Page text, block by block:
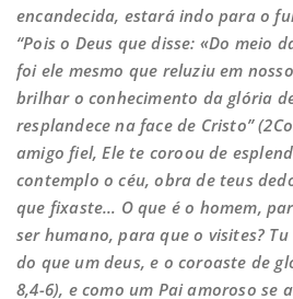
encandecida, estará indo para o
“Pois o Deus que disse: «Do meio
foi ele mesmo que reluziu em
brilhar o conhecimento da glória
resplandece na face de Cristo”
amigo fiel, Ele te coroou de
contemplo o céu, obra de teus
que fixaste… O que é o homem,
ser humano, para que o visites?
do que um deus, e o coroaste de
8,4-6), e como um Pai amoroso se